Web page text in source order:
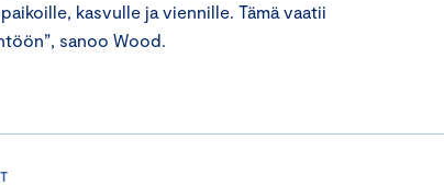
kasvulle ja viennille. Tämä vaatii
sanoo Wood.